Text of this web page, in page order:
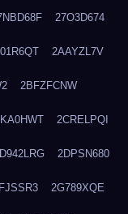
27O3D674
2AAYZL7V
2BFZFCNW
2CRELPQI
2DPSN680
2G789XQE